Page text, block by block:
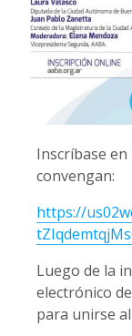
Inscríbase
convengan:
https://
Luego de la
electrónico
para unirse